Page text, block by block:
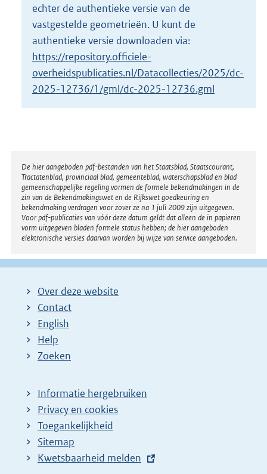
4
K
b
echter de authentieke versie van de
vastgestelde geometrieën. U kunt de
authentieke versie downloaden via:
https://repository.officiele-
overheidspublicaties.nl/Datacollecties/2025/dc-
2025-12736/1/gml/dc-2025-12736.gml
Disclaimer
De hier aangeboden pdf-bestanden van het Staatsblad, Staatscourant,
Tractatenblad, provinciaal blad, gemeenteblad, waterschapsblad en blad
gemeenschappelijke regeling vormen de formele bekendmakingen in de
zin van de Bekendmakingswet en de Rijkswet goedkeuring en
bekendmaking verdragen voor zover ze na 1 juli 2009 zijn uitgegeven.
Voor pdf-publicaties van vóór deze datum geldt dat alleen de in papieren
vorm uitgegeven bladen formele status hebben; de hier aangeboden
elektronische versies daarvan worden bij wijze van service aangeboden.
Over deze website
Contact
English
Help
Zoeken
Informatie hergebruiken
Privacy en cookies
Toegankelijkheid
Sitemap
E
Kwetsbaarheid melden